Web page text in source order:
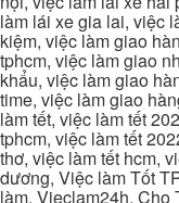
làm lái xe gia lai, việc
kiệm, việc làm giao
tphcm, việc làm giao
khẩu, việc làm giao
time, việc làm giao
làm tết, việc làm tết
tphcm, việc làm tết
thơ, việc làm tết hcm,
dương, Việc làm Tốt
làm, Vieclam24h, Cho